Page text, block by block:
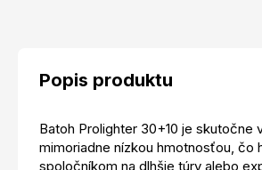
Popis produktu
Batoh Prolighter 30+10 je skutočne
mimoriadne nízkou hmotnosťou, čo
spoločníkom na dlhšie túry alebo